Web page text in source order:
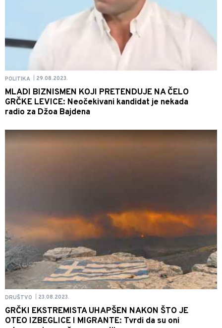
POLITIKA 29.08.2023.
MLADI BIZNISMEN KOJI PRETENDUJE NA ČELO
GRČKE LEVICE: Neočekivani kandidat je nekada
radio za Džoa Bajdena
DRUŠTVO 23.08.2023.
GRČKI EKSTREMISTA UHAPŠEN NAKON ŠTO JE
OTEO IZBEGLICE I MIGRANTE: Tvrdi da su oni